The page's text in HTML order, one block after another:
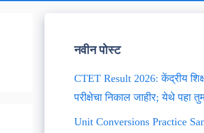
नवीन पोस्ट
CTET Result 2026: केंद्रीय
परीक्षेचा निकाल जाहीर; येथे पहा
Unit Conversions Practice